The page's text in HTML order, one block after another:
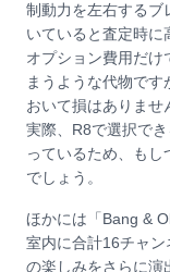
制動力を左右するブ
いていると査定時に
オプション費用だけ
まうような代物で
おいて損はありませ
実際、R8で選択で
っているため、もし
でしょう。
ほかには「Bang &
室内に合計16チャ
の楽しみをさらに演